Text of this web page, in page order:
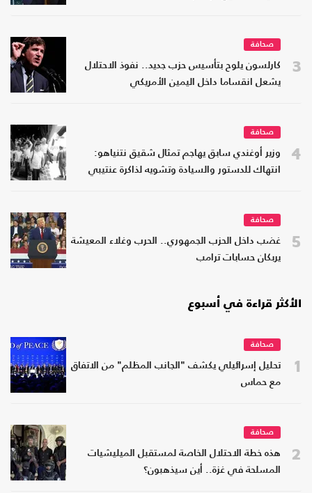
3
صحافة
كارلسون يلوح بتأسيس حزب جديد.. نفوذ الاحتلال
يشعل انقساما داخل اليمين الأمريكي
4
صحافة
وزير أوغندي سابق يهاجم تمثال شقيق نتنياهو:
انتهاك للدستور والسيادة وتشويه لذاكرة عنتيبي
5
صحافة
غضب داخل الحزب الجمهوري.. الحرب وغلاء المعيشة
يربكان حسابات ترامب
الأكثر قراءة في أسبوع
1
صحافة
تحليل إسرائيلي يكشف "الجانب المظلم" من الاتفاق
مع حماس
2
صحافة
هذه خطة الاحتلال الخاصة لمستقبل الميليشيات
المسلحة في غزة.. أين سيذهبون؟